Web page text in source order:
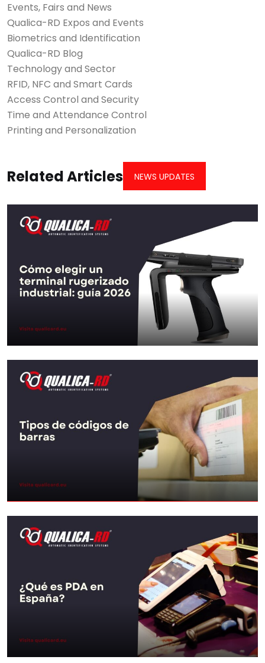
Events, Fairs and News
Qualica-RD Expos and Events
Biometrics and Identification
Qualica-RD Blog
Technology and Sector
RFID, NFC and Smart Cards
Access Control and Security
Time and Attendance Control
Printing and Personalization
Related Articles NEWS UPDATES
ruggedized terminal: 2026…
Types of barcodes